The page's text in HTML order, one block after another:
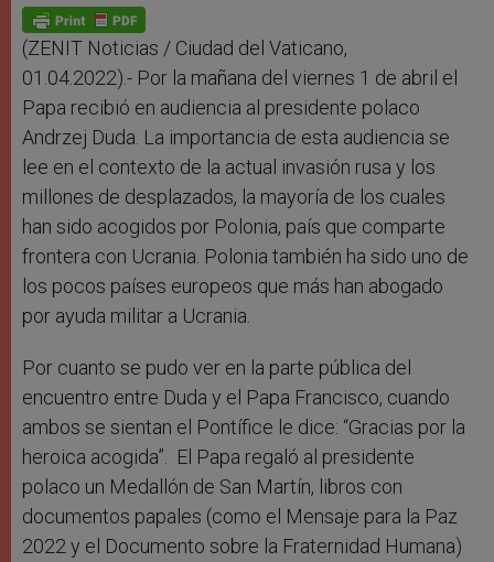
p
p
g
e
r
o
k
(ZENIT Noticias / Ciudad del Vaticano,
01.04.2022).- Por la mañana del viernes 1 de abril el
Papa recibió en audiencia al presidente polaco
Andrzej Duda. La importancia de esta audiencia se
lee en el contexto de la actual invasión rusa y los
millones de desplazados, la mayoría de los cuales
han sido acogidos por Polonia, país que comparte
frontera con Ucrania. Polonia también ha sido uno de
los pocos países europeos que más han abogado
por ayuda militar a Ucrania.
Por cuanto se pudo ver en la parte pública del
encuentro entre Duda y el Papa Francisco, cuando
ambos se sientan el Pontífice le dice: “Gracias por la
heroica acogida”. El Papa regaló al presidente
polaco un Medallón de San Martín, libros con
documentos papales (como el Mensaje para la Paz
2022 y el Documento sobre la Fraternidad Humana)